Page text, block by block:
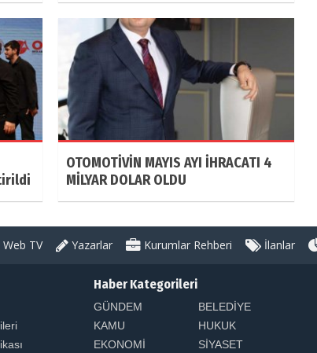
OTOMOTİVİN MAYIS AYI İHRACATI 4
MİLYAR DOLAR OLDU
Web TV Yazarlar Kurumlar Rehberi İlanlar
Haber Kategorileri
GÜNDEM
BELEDİYE
KAMU
HUKUK
EKONOMİ
SİYASET